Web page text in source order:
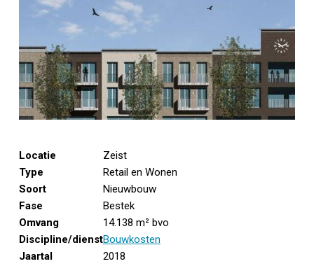
Locatie
Zeist
Type
Retail en Wonen
Soort
Nieuwbouw
Fase
Bestek
Omvang
14.138 m² bvo
Discipline/dienstBouwkosten
Jaartal
2018